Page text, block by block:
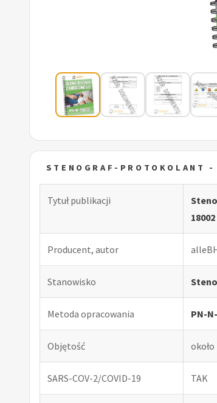
STENOGRAF-PROTOKOLANT
Tytuł publikacji
18002
Producent, autor
Stanowisko
Metoda opracowania PN-
Objętość
SARS-COV-2/COVID-19 TAK